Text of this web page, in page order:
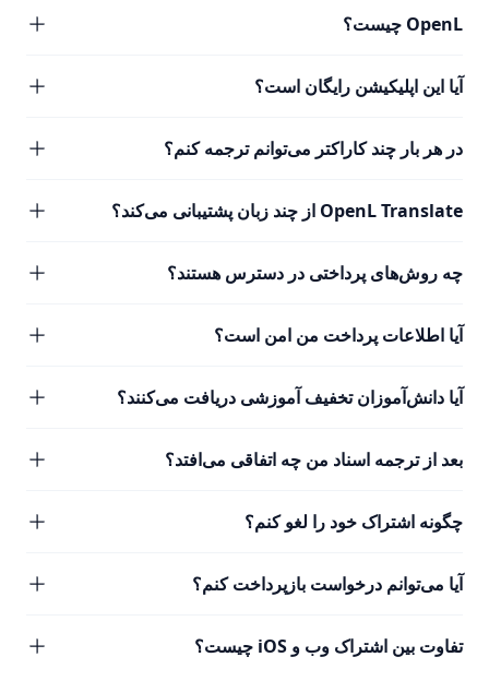
OpenL چیست؟
آیا این اپلیکیشن رایگان است؟
در هر بار چند کاراکتر می‌توانم ترجمه کنم؟
OpenL Translate از چند زبان پشتیبانی می‌کند؟
چه روش‌های پرداختی در دسترس هستند؟
آیا اطلاعات پرداخت من امن است؟
آیا دانش‌آموزان تخفیف آموزشی دریافت می‌کنند؟
بعد از ترجمه اسناد من چه اتفاقی می‌افتد؟
چگونه اشتراک خود را لغو کنم؟
آیا می‌توانم درخواست بازپرداخت کنم؟
تفاوت بین اشتراک وب و iOS چیست؟